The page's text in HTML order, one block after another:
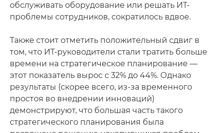
обслуживать оборудование или решать ИТ-
проблемы сотрудников, сократилось вдвое.
Также стоит отметить положительный сдвиг в
том, что ИТ-руководители стали тратить больше
времени на стратегическое планирование —
этот показатель вырос с 32% до 44%. Однако
результаты (скорее всего, из-за временного
простоя во внедрении инноваций)
демонстрируют, что большая часть такого
стратегического планирования была